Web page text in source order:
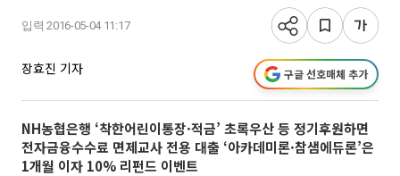
입력 2016-05-04 11:17
장효진 기자 구글 선호매체 추가
NH농협은행 ‘착한어린이통장·적금’ 초록우산 등 정기후원하면
전자금융수수료 면제교사 전용 대출 ‘아카데미론·참샘에듀론’은
1개월 이자 10% 리펀드 이벤트